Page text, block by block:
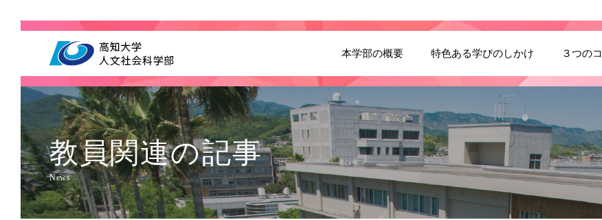
本学部の概要 特色ある学びのしかけ ３つの
教員関連の記事
News